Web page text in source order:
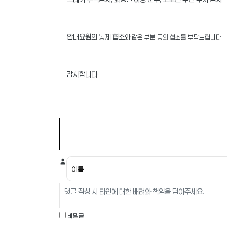
안내요원의 통제 협조와 같은 부분 등의 협조를 부탁드립니다
감사합니다
비밀글